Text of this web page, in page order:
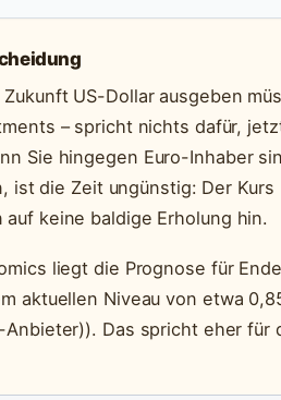
US-Dollar ausgeben
– spricht nichts dafür,
Sie hingegen Euro-Inhaber
ist die Zeit ungünstig: Der
auf keine baldige Erholung hin.
liegt die Prognose für
aktuellen Niveau von etwa
Das spricht eher für